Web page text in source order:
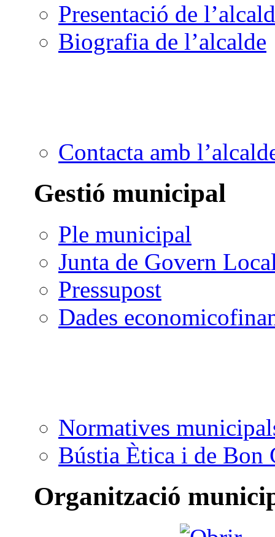
Presentació de
Biografia de l’alcalde
Contacta amb
Gestió municipal
Ple municipal
Junta de Govern
Pressupost
Dades
Normatives
Bústia Ètica i de Bon
Organització